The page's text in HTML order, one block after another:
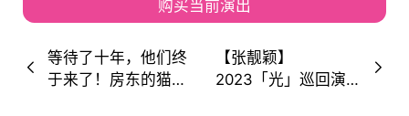
购买当前演出
等待了十年，他们终
于来了！房东的猫定
【张靓颖】
2023「光」巡回演